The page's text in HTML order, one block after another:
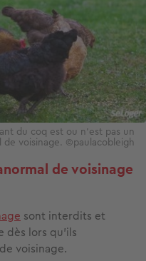
du coq est ou n'est pas un
voisinage. ©paulacobleigh
de voisinage
sont interdits et
lors qu’ils
voisinage.